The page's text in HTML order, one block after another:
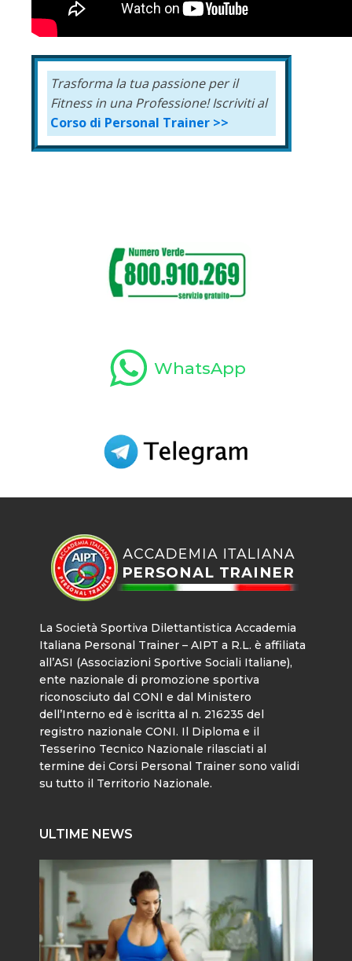
Trasforma la tua passione per il
Fitness in una Professione! Iscriviti al
Corso di Personal Trainer >>
WhatsApp
La Società Sportiva Dilettantistica Accademia
Italiana Personal Trainer – AIPT a R.L. è affiliata
all’ASI (Associazioni Sportive Sociali Italiane),
ente nazionale di promozione sportiva
riconosciuto dal CONI e dal Ministero
dell’Interno ed è iscritta al n. 216235 del
registro nazionale CONI. Il Diploma e il
Tesserino Tecnico Nazionale rilasciati al
termine dei Corsi Personal Trainer sono validi
su tutto il Territorio Nazionale.
ULTIME NEWS